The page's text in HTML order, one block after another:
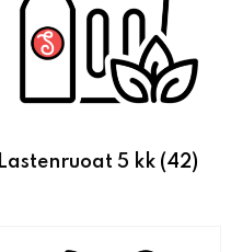
Lastenruoat 5 kk (42)